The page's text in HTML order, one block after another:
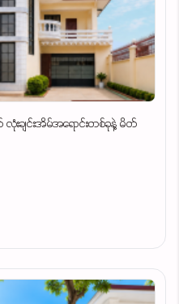
လုံးချင်းအိမ်အရောင်းတစ်ခုနဲ့ မိတ်